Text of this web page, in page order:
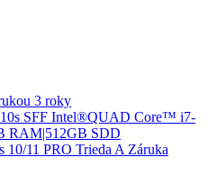
3 roky
SFF Intel®QUAD Core™ i7-
RAM|512GB SDD
11 PRO Trieda A Záruka